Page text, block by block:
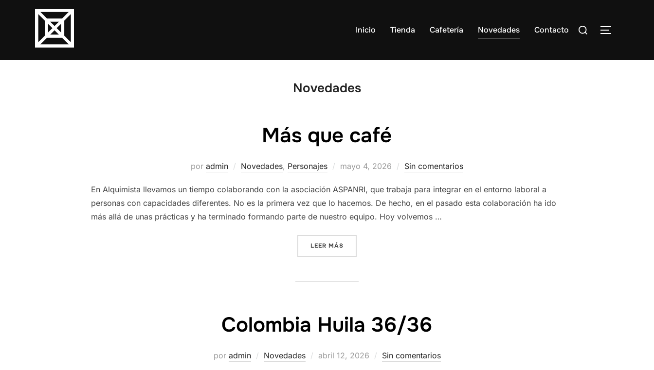
Inicio Tienda Cafetería Novedades Contacto
Buscar:
Novedades
Más que café
por admin Novedades, Personajes
Publicado
mayo 4, 2026 Sin comentarios
En Alquimista llevamos un tiempo colaborando con la asociación ASPANRI, que trabaja para integrar en el entorno laboral a
personas con capacidades diferentes. No es la primera vez que lo hacemos. De hecho, en el pasado esta colaboración ha ido
más allá de unas prácticas y ha terminado formando parte de nuestro equipo. Hoy volvemos …
LEER MÁS
Colombia Huila 36/36
por admin Novedades
Publicado
abril 12, 2026 Sin comentarios